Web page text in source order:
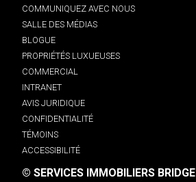
COMMUNIQUEZ AVEC NOUS
SALLE DES MÉDIAS
BLOGUE
PROPRIÉTÉS LUXUEUSES
COMMERCIAL
INTRANET
AVIS JURIDIQUE
CONFIDENTIALITÉ
TÉMOINS
ACCESSIBILITÉ
© SERVICES IMMOBILIERS